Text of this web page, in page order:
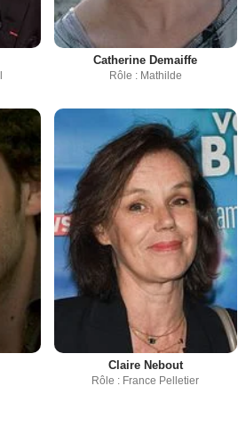
Catherine Demaiffe
Rôle : Mathilde
Claire Nebout
Rôle : France Pelletier